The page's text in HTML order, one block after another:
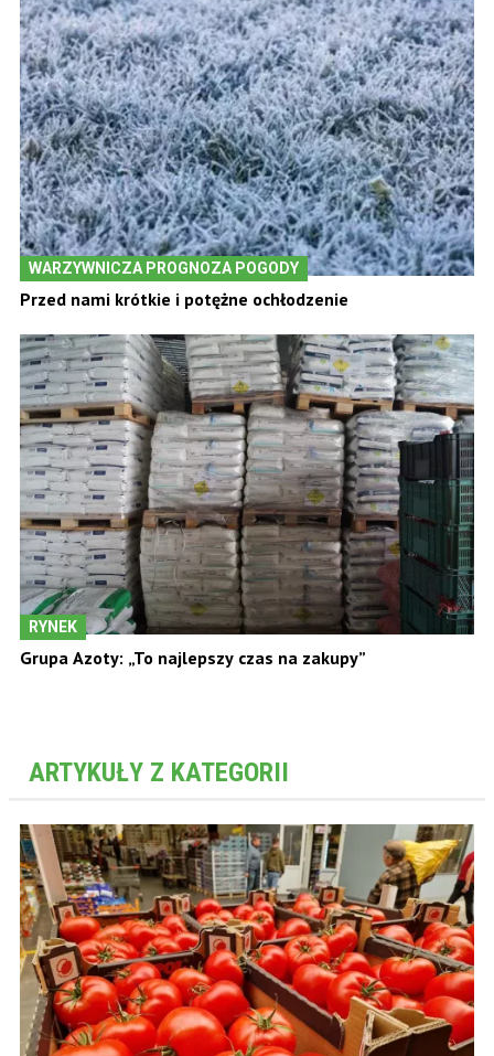
WARZYWNICZA PROGNOZA POGODY
Przed nami krótkie i potężne ochłodzenie
RYNEK
Grupa Azoty: „To najlepszy czas na zakupy”
ARTYKUŁY Z KATEGORII